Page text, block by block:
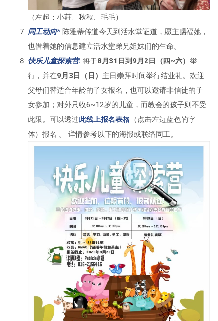
（左起：小莊、秋秋、毛毛）
同工动向* 陈雅蒂传道今天到活水堂证道，愿主赐福她，
也借着她的信息建立活水堂弟兄姐妹们的生命。
快乐儿童探索营:将于8月31日到9月2日（四~六） 举
行，并在9月3日（日） 主日崇拜时间举行结业礼。欢迎
父母们替适合年龄的子女报名，也可以邀请非信徒的子
女参加；对外只收6~12岁的儿童，而教会的孩子则不受
此限。可以透过此线上报名表格（点击左边蓝色的字
体）报名 。 详情参考以下的海报或联络同工。